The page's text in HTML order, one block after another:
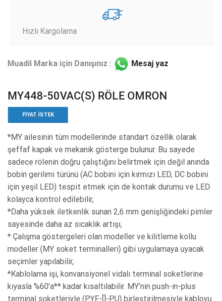
Hızlı Kargolama
Muadil Marka için Danışınız : Mesaj yaz
MY448-50VAC(S) RÖLE OMRON
FIYAT ISTEK
*MY ailesinin tüm modellerinde standart özellik olarak
şeffaf kapak ve mekanik gösterge bulunur. Bu sayede
sadece rölenin doğru çalıştığını belirtmek için değil anında
bobin gerilimi türünü (AC bobini için kırmızı LED, DC bobini
için yeşil LED) tespit etmek için de kontak durumu ve LED
kolayca kontrol edilebilir,
*Daha yüksek iletkenlik sunan 2,6 mm genişliğindeki pimler
sayesinde daha az sıcaklık artışı,
* Çalışma göstergeleri olan modeller ve kilitleme kollu
modeller (MY soket terminalleri) gibi uygulamaya uyacak
seçimler yapılabilir,
*Kablolama işi, konvansiyonel vidalı terminal soketlerine
kıyasla %60’a** kadar kısaltılabilir. MY’nin push-in-plus
terminal soketleriyle (PYF-[]-PU) birleştirilmesiyle kabloyu